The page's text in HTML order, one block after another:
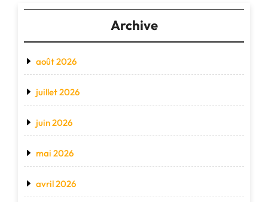
Archive
août 2026
juillet 2026
juin 2026
mai 2026
avril 2026